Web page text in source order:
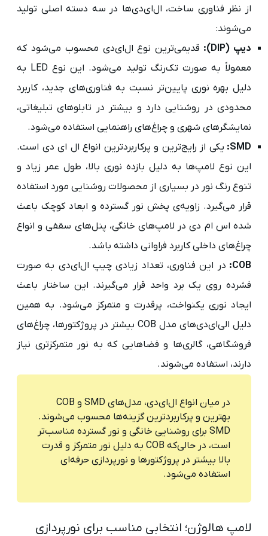
از نظر فناوری ساخت، ال‌ای‌دی‌ها در سه دسته اصلی تولید
می‌شوند:
دیپ (DIP):
قدیمی‌ترین نوع ال‌ای‌دی محسوب می‌شود که
معمولاً به صورت تک‌رنگ تولید می‌شود. این نوع LED به
دلیل بهره نوری پایین‌تر نسبت به فناوری‌های جدید، کاربرد
محدودی در روشنایی دارد و بیشتر در تابلوهای تبلیغاتی،
نمایشگرهای شهری و چراغ‌های راهنمایی استفاده می‌شود.
SMD: یکی از رایج‌ترین و پرکاربردترین انواع ال ای دی است.
این نوع لامپ‌ها به دلیل بازده نوری بالا، طول عمر زیاد و
تنوع رنگ نور در بسیاری از محصولات روشنایی مورد استفاده
قرار می‌گیرد. زاویه‌ی پخش نور گسترده و ابعاد کوچک باعث
شده اس ام دی در لامپ‌های خانگی، پنل‌های سقفی و انواع
چراغ‌های داخلی کاربرد فراوانی داشته باشد.
COB: در این فناوری، تعداد زیادی چیپ ال‌ای‌دی به صورت
فشرده روی یک برد واحد قرار می‌گیرند. این ساختار باعث
ایجاد نوری یکنواخت، پرقدرت و متمرکز می‌شود. به همین
دلیل الی‌ای‌دی‌های مدل COB بیشتر در پروژکتورها، چراغ‌های
فروشگاهی، گالری‌ها و فضاهایی که به نور متمرکزتری نیاز
دارند، استفاده می‌شوند.
در میان انواع ال‌ای‌دی، مدل‌های SMD و COB
بهترین و پرکاربردترین گزینه‌ها محسوب می‌شوند.
SMD برای روشنایی خانگی و نور گسترده مناسب‌تر
است، در حالی‌که COB به دلیل نور متمرکز و قدرت
بالا بیشتر در پروژکتورها و نورپردازی حرفه‌ای
استفاده می‌شود.
لامپ هالوژن؛ انتخابی مناسب برای نورپردازی